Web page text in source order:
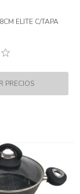
ELITE C/TAPA